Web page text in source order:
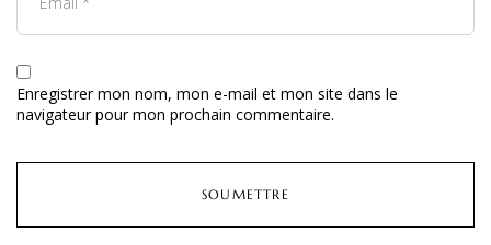
Enregistrer mon nom, mon e-mail et mon site dans le
navigateur pour mon prochain commentaire.